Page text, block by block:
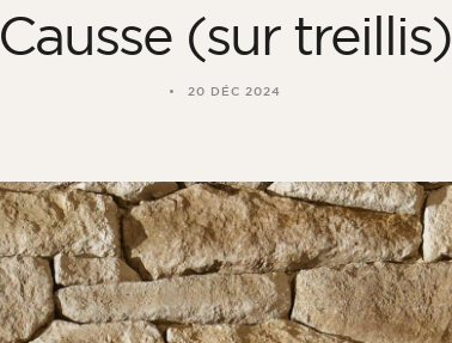
Causse (sur treillis)
20 DÉC 2024